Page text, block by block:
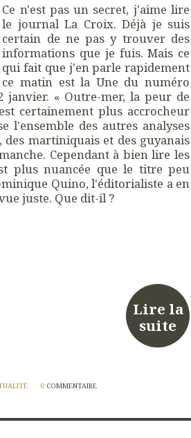
Ce n'est pas un secret, j'aime lire
le journal La Croix. Déjà je suis
certain de ne pas y trouver des
informations que je fuis. Mais ce
qui fait que j'en parle rapidement
ce matin est la Une du numéro
janvier. « Outre-mer, la peur de
certainement plus accrocheur
l'ensemble des autres analyses
martiniquais et des guyanais
Cependant à bien lire les
plus nuancée que le titre peu
Quino, l'éditorialiste a en
juste. Que dit-il ?
Lire la
suite
0 COMMENTAIRE